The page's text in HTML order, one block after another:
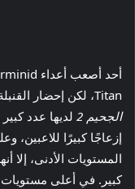
أحد أصعب أعداء Terminid للقتال فيه
Titan، لكن إحضار القنبلة الصحيحة يجعل قتلهم أسهل.
الجحيم 2
لديها عدد
إزعاجًا كبيرًا للاعبين،
المستويات الأدنى، إلا